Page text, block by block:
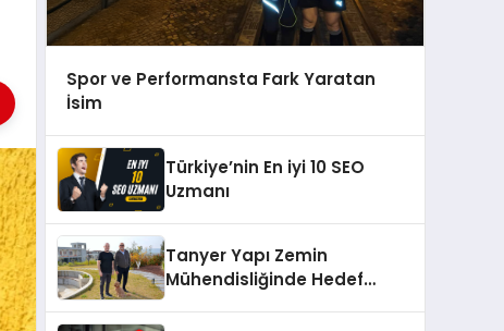
Spor ve Performansta Fark Yaratan
İsim
Türkiye’nin En iyi 10 SEO
Uzmanı
Tanyer Yapı Zemin
Mühendisliğinde Hedef